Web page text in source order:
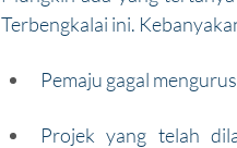
Terbengkalai ini.
Pemaju gagal
Projek yang telah